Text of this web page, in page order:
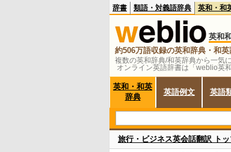
複数の英和辞典/和英辞典から一気
オンライン英語辞書は「weblio英和
辞書 類語・対義語辞典 英和・和
英和
約506万語収録の英和辞典・和英
英和・和英
辞典
英語例文 英語
旅行・ビジネス英会話翻訳 ト